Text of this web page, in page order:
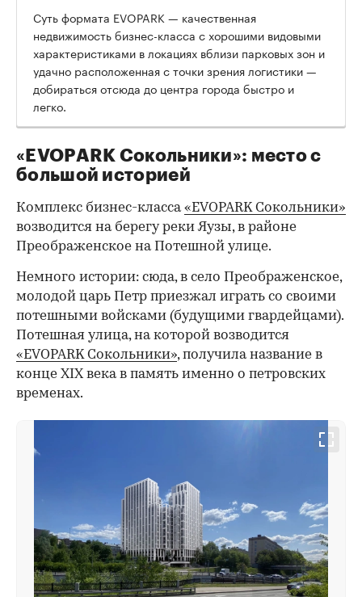
Суть формата EVOPARK — качественная
недвижимость бизнес-класса с хорошими видовыми
характеристиками в локациях вблизи парковых зон и
удачно расположенная с точки зрения логистики —
добираться отсюда до центра города быстро и
легко.
«EVOPARK Сокольники»: место с
большой историей
Комплекс бизнес-класса«EVOPARK Сокольники»
возводится на берегу реки Яузы, в районе
Преображенское на Потешной улице.
Немного истории: сюда, в село Преображенское,
молодой царь Петр приезжал играть со своими
потешными войсками (будущими гвардейцами).
Потешная улица, на которой возводится
«EVOPARK Сокольники», получила название в
конце XIX века в память именно о петровских
временах.